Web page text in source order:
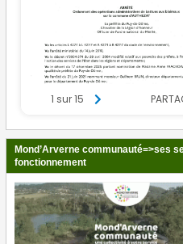
Mond’Arverne communauté=>ses
fonctionnement